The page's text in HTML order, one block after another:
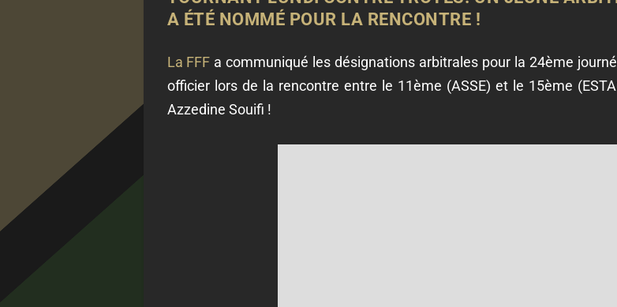
A ÉTÉ NOMMÉ POUR LA RENCONTRE !
La FFF a communiqué les désignations arbitrales pour la 24ème
officier lors de la rencontre entre le 11ème (ASSE) et le 15ème
Azzedine Souifi !